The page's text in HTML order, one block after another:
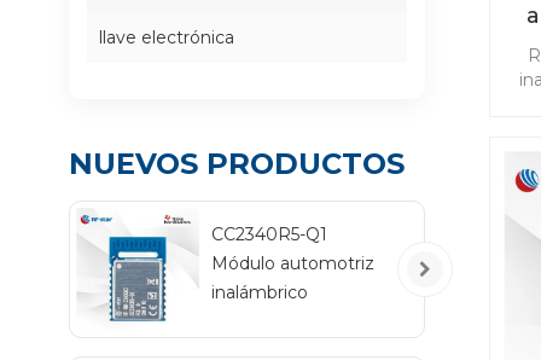
llave electrónica
NUEVOS PRODUCTOS
CC2340R5-Q1
Módulo automotriz
inalámbrico